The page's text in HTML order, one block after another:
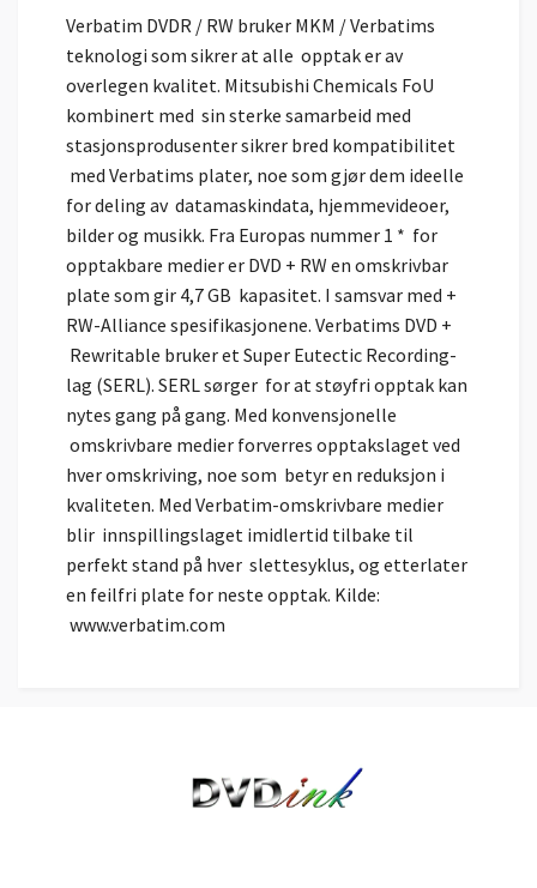
Verbatim DVDR / RW bruker MKM / Verbatims
teknologi som sikrer at alle opptak er av
overlegen kvalitet. Mitsubishi Chemicals FoU
kombinert med sin sterke samarbeid med
stasjonsprodusenter sikrer bred kompatibilitet
med Verbatims plater, noe som gjør dem ideelle
for deling av datamaskindata, hjemmevideoer,
bilder og musikk. Fra Europas nummer 1 * for
opptakbare medier er DVD + RW en omskrivbar
plate som gir 4,7 GB kapasitet. I samsvar med +
RW-Alliance spesifikasjonene. Verbatims DVD +
Rewritable bruker et Super Eutectic Recording-
lag (SERL). SERL sørger for at støyfri opptak kan
nytes gang på gang. Med konvensjonelle
omskrivbare medier forverres opptakslaget ved
hver omskriving, noe som betyr en reduksjon i
kvaliteten. Med Verbatim-omskrivbare medier
blir innspillingslaget imidlertid tilbake til
perfekt stand på hver slettesyklus, og etterlater
en feilfri plate for neste opptak. Kilde:
www.verbatim.com